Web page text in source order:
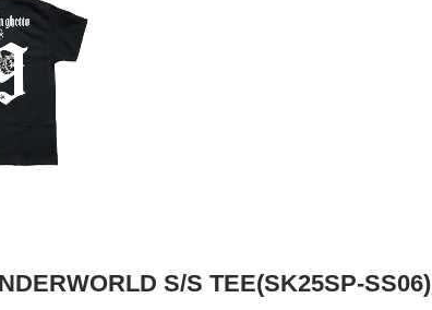
S/S TEE(SK25SP-SS06)